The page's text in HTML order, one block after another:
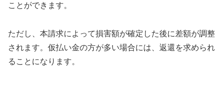
ことができます。
ただし、本請求によって損害額が確定した後に差額が調整
されます。仮払い金の方が多い場合には、返還を求められ
ることになります。